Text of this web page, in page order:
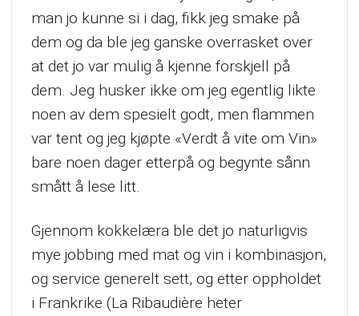
man jo kunne si i dag, fikk jeg smake på
dem og da ble jeg ganske overrasket over
at det jo var mulig å kjenne forskjell på
dem. Jeg husker ikke om jeg egentlig likte
noen av dem spesielt godt, men flammen
var tent og jeg kjøpte «Verdt å vite om Vin»
bare noen dager etterpå og begynte sånn
smått å lese litt.
Gjennom kokkelæra ble det jo naturligvis
mye jobbing med mat og vin i kombinasjon,
og service generelt sett, og etter oppholdet
i Frankrike (La Ribaudière heter